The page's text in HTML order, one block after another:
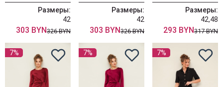
Размеры:
42
303 BYN326 BYN
Размеры:
42
303 BYN326 BYN
Размеры:
42,48
293 BYN317 BYN
7% 7% 7%